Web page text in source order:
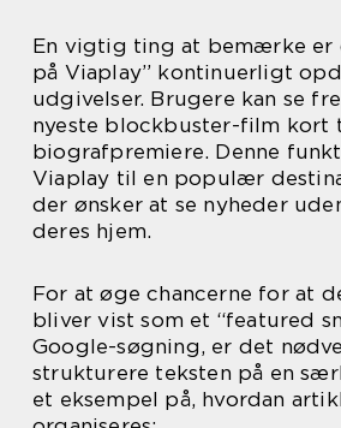
En vigtig ting at bemærke er
på Viaplay” kontinuerligt
udgivelser. Brugere kan se
nyeste blockbuster-film kort
biografpremiere. Denne
Viaplay til en populær
der ønsker at se nyheder
deres hjem.
For at øge chancerne for at
bliver vist som et “featured
Google-søgning, er det
strukturere teksten på en
et eksempel på, hvordan